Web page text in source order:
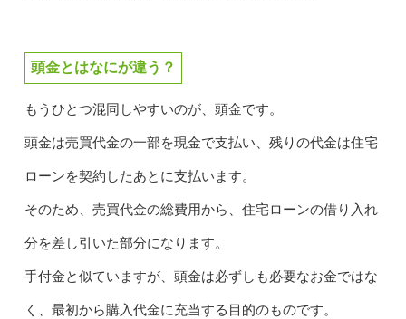
頭金とはなにが違う？
もうひとつ混同しやすいのが、頭金です。
頭金は売買代金の一部を現金で支払い、残りの代金は住宅
ローンを契約したあとに支払います。
そのため、売買代金の総費用から、住宅ローンの借り入れ
分を差し引いた部分になります。
手付金と似ていますが、頭金は必ずしも必要なお金ではな
く、最初から購入代金に充当する目的のものです。